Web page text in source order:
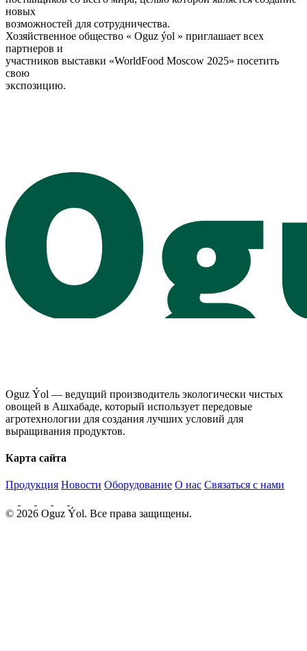
новых
возможностей для сотрудничества.
Хозяйственное общество « Oguz ýol » приглашает всех
партнеров и
участников выставки «WorldFood Moscow 2025» посетить
свою
экспозицию.
Oguz Ýol — ведущий производитель экологически чистых
овощей в Ашхабаде, который использует передовые
агротехнологии для создания лучших условий для
выращивания продуктов.
Карта сайта
Продукция Новости Оборудование О нас Связаться с нами
© 2026 Oguz Ýol. Все права защищены.